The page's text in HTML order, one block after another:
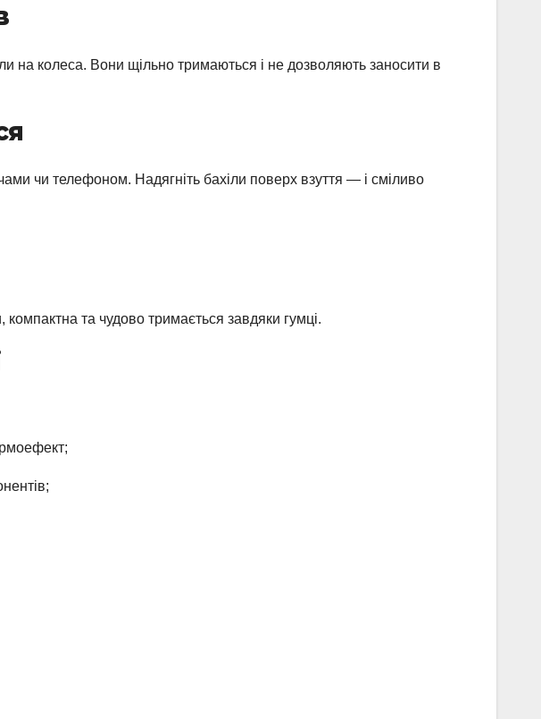
на колеса. Вони щільно тримаються і не дозволяють заносити в
чи телефоном. Надягніть бахіли поверх взуття — і сміливо
та чудово тримається завдяки гумці.